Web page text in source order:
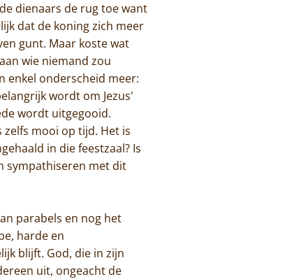
dienaars de rug toe want
dat de koning zich meer
gunt. Maar koste wat
wie niemand zou
enkel onderscheid meer:
wordt om Jezus'
wordt uitgegooid.
mooi op tijd. Het is
in die feestzaal? Is
sympathiseren met dit
parabels en nog het
harde en
blijft. God, die in zijn
uit, ongeacht de